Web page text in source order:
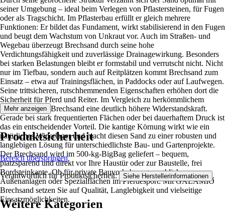
seiner Umgebung – ideal beim Verlegen von Pflastersteinen, für Fugen
oder als Tragschicht. Im Pflasterbau erfüllt er gleich mehrere
Funktionen: Er bildet das Fundament, wirkt stabilisierend in den Fugen
und beugt dem Wachstum von Unkraut vor. Auch im Straßen- und
Wegebau überzeugt Brechsand durch seine hohe
Verdichtungsfähigkeit und zuverlässige Drainagewirkung. Besonders
bei starken Belastungen bleibt er formstabil und verrutscht nicht. Nicht
nur im Tiefbau, sondern auch auf Reitplätzen kommt Brechsand zum
Einsatz – etwa auf Trainingsflächen, in Paddocks oder auf Laufwegen.
Seine trittsicheren, rutschhemmenden Eigenschaften erhöhen dort die
Sicherheit für Pferd und Reiter. Im Vergleich zu herkömmlichem
Bausand, bietet Brechsand eine deutlich höhere Widerstandskraft.
Gerade bei stark frequentierten Flächen oder bei dauerhaftem Druck ist
das ein entscheidender Vorteil. Die kantige Körnung wirkt wie ein
natürliches Widerlager und macht diesen Sand zu einer robusten und
langlebigen Lösung für unterschiedlichste Bau- und Gartenprojekte.
Der Brechsand wird im 500-kg-BigBag geliefert – bequem,
platzsparend und direkt vor Ihre Haustür oder zur Baustelle, frei
Bordsteinkante. Ob für private Bauvorhaben, gewerbliche
Außenanlagen oder Spezialflächen im Pferdesport: Mit GALAMIO
Brechsand setzen Sie auf Qualität, Langlebigkeit und vielseitige
Einsatzmöglichkeiten.
Mehr anzeigen
Produktsicherheit
Bereich überspringen
Verantwortlich für Produktsicherheit: Siehe Herstellerinformationen .
Weitere Kategorien